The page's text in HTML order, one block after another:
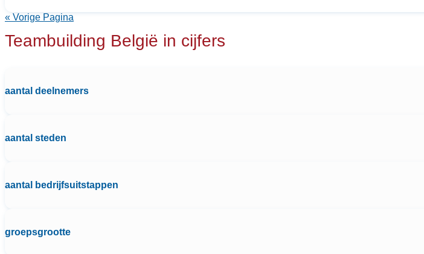
« Vorige Pagina
Teambuilding België in cijfers
aantal deelnemers
aantal steden
aantal bedrijfsuitstappen
groepsgrootte